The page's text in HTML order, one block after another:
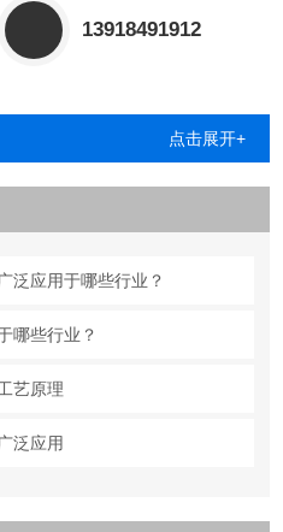
13918491912
点击展开+
泛应用于哪些行业？
哪些行业？
艺原理
泛应用